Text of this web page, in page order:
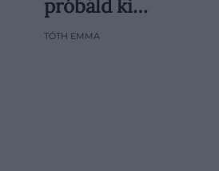
jelenhet meg közöttük. A
biztonságos jelenségre az
próbáld ki…
TÓTH EMMA